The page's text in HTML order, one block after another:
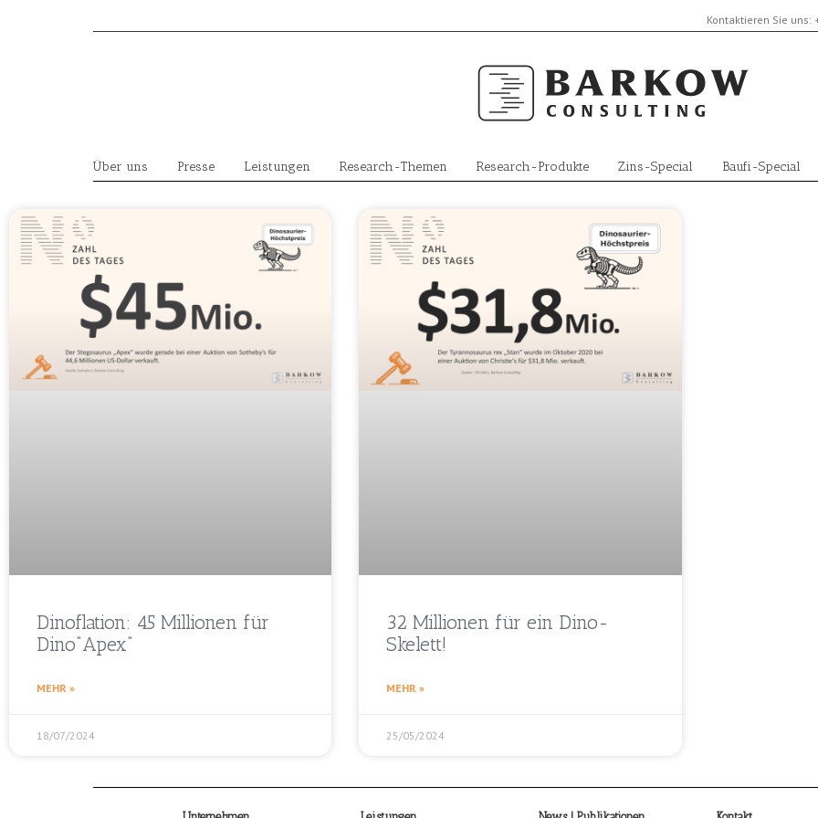
Kontaktieren Sie uns:
Über uns Presse Leistungen Research-Themen Research-Produkte Zins-Special Baufi-Special
Dinoflation: 45 Millionen für
Dino“Apex“
MEHR »
18/07/2024
32 Millionen für ein Dino-
Skelett!
MEHR »
25/05/2024